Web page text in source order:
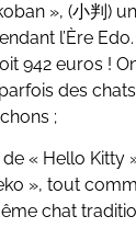
», (小判)
l’Ère
942 euros !
des
;
« Hello Kitty
», tout
chat